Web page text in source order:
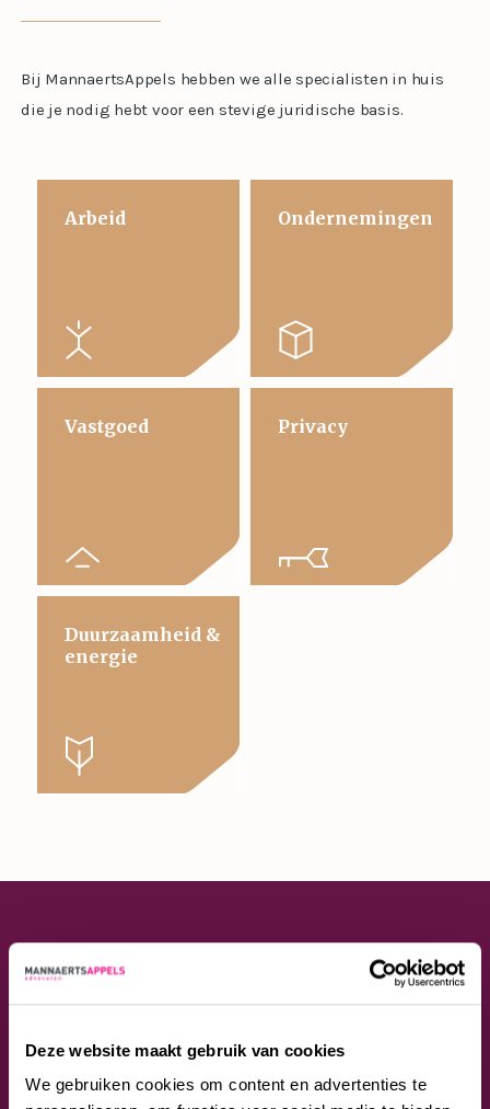
Deze website maakt gebruik van cookies
We gebruiken cookies om content en advertenties te
Bij MannaertsAppels hebben we alle specialisten in huis
die je nodig hebt voor een stevige juridische basis.
Arbeid Ondernemingen
Vastgoed Privacy
Duurzaamheid &
energie
Maak kennis met onze
vastgoedrecht advocaten